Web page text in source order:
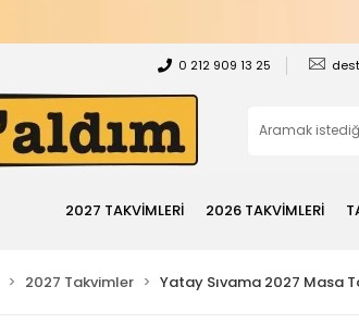
0 212 909 13 25
2027 TAKVİMLERİ 2026 TAKVİMLERİ
2027 Takvimler Yatay Sıvama 2027 Masa